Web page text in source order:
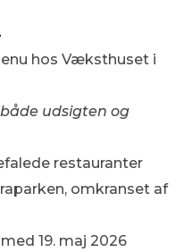
hos Væksthuset i
udsigten og
restauranter
omkranset af
19. maj 2026